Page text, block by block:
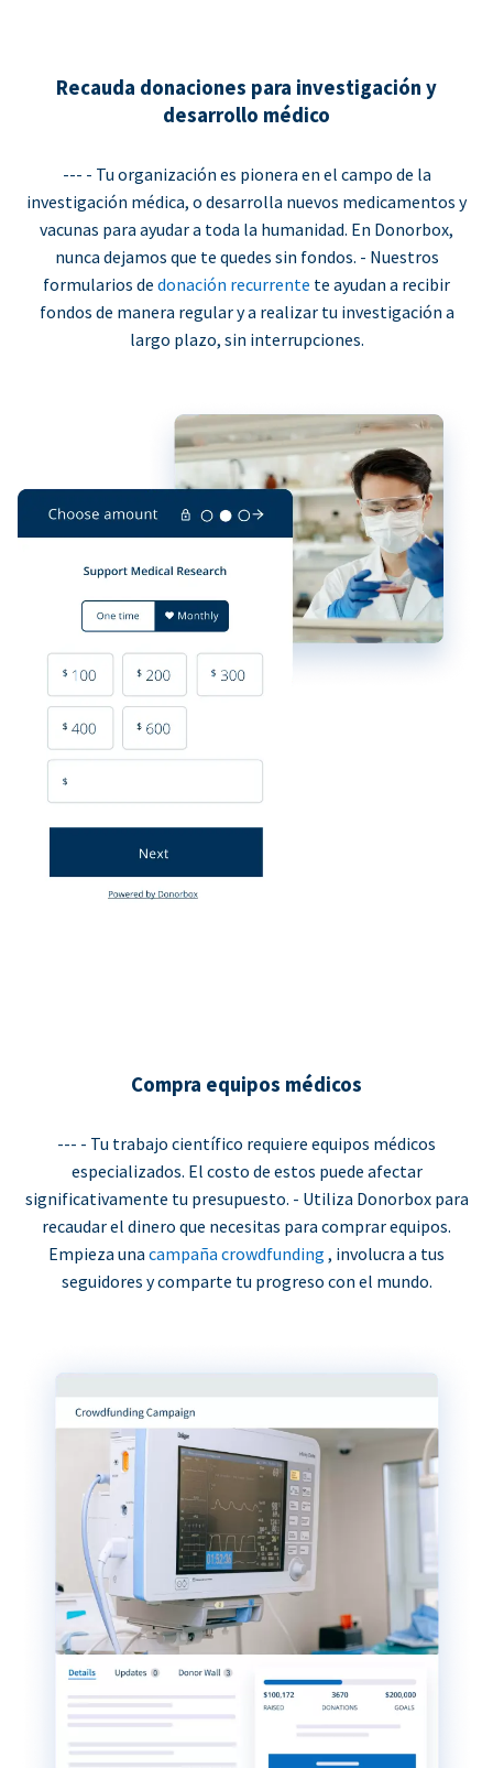
Recauda donaciones para investigación y
desarrollo médico
--- - Tu organización es pionera en el campo de la
investigación médica, o desarrolla nuevos medicamentos y
vacunas para ayudar a toda la humanidad. En Donorbox,
nunca dejamos que te quedes sin fondos. - Nuestros
formularios de donación recurrente te ayudan a recibir
fondos de manera regular y a realizar tu investigación a
largo plazo, sin interrupciones.
Compra equipos médicos
--- - Tu trabajo científico requiere equipos médicos
especializados. El costo de estos puede afectar
significativamente tu presupuesto. - Utiliza Donorbox para
recaudar el dinero que necesitas para comprar equipos.
Empieza una campaña crowdfunding , involucra a tus
seguidores y comparte tu progreso con el mundo.